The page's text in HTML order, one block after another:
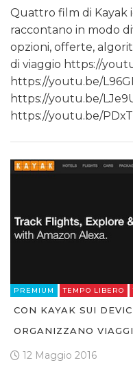
Quattro film di Kayak
raccontano in modo
opzioni, offerte,
di viaggio https://
https://youtu.be/
https://youtu.be/
https://youtu.be/
PREMIUM TEMPO LIBERO
CON KAYAK SUI
ORGANIZZANO
12 Maggio 2016